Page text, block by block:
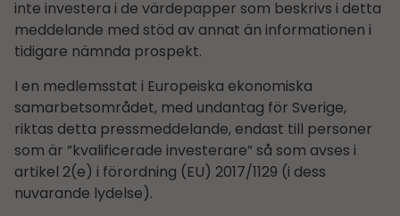
inte investera i de värdepapper som beskrivs i detta
meddelande med stöd av annat än informationen i
tidigare nämnda prospekt.
I en medlemsstat i Europeiska ekonomiska
samarbetsområdet, med undantag för Sverige,
riktas detta pressmeddelande, endast till personer
som är ”kvalificerade investerare” så som avses i
artikel 2(e) i förordning (EU) 2017/1129 (i dess
nuvarande lydelse).